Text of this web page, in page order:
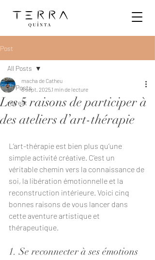
Post
All Posts
retreat
All Posts
Les 5 raisons de participer à
des ateliers d’art-thérapie
macha de Catheu
6 sept. 20251 min de lecture
L’art-thérapie est bien plus qu’une
simple activité créative. C’est un
véritable chemin vers la connaissance de
soi, la libération émotionnelle et la
reconstruction intérieure. Voici cinq
bonnes raisons de vous lancer dans
cette aventure artistique et
thérapeutique.
1. Se reconnecter à ses émotions